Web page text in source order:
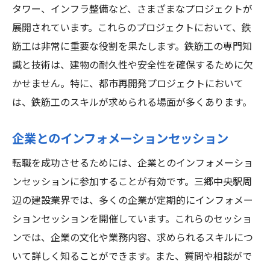
タワー、インフラ整備など、さまざまなプロジェクトが
展開されています。これらのプロジェクトにおいて、鉄
筋工は非常に重要な役割を果たします。鉄筋工の専門知
識と技術は、建物の耐久性や安全性を確保するために欠
かせません。特に、都市再開発プロジェクトにおいて
は、鉄筋工のスキルが求められる場面が多くあります。
企業とのインフォメーションセッション
転職を成功させるためには、企業とのインフォメーショ
ンセッションに参加することが有効です。三郷中央駅周
辺の建設業界では、多くの企業が定期的にインフォメー
ションセッションを開催しています。これらのセッショ
ンでは、企業の文化や業務内容、求められるスキルにつ
いて詳しく知ることができます。また、質問や相談がで